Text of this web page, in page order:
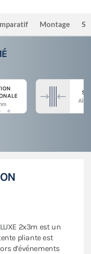
Montage
2x3m est un
pliante est
d’événements